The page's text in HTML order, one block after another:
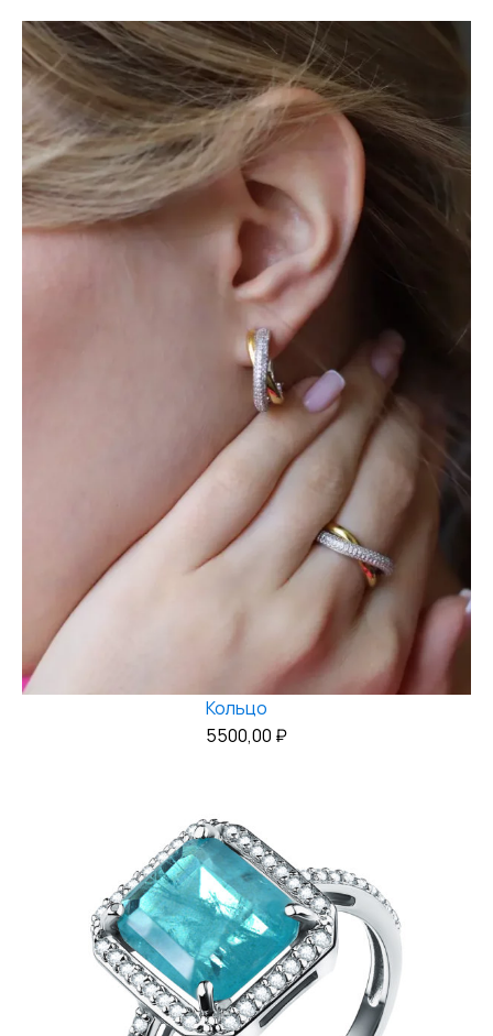
Кольцо
5500,00 ₽